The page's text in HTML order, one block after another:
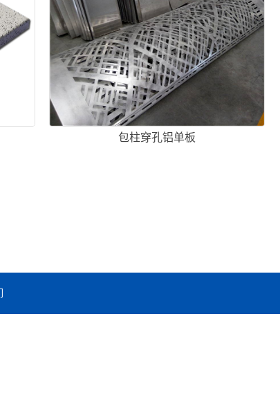
包柱穿孔铝单板